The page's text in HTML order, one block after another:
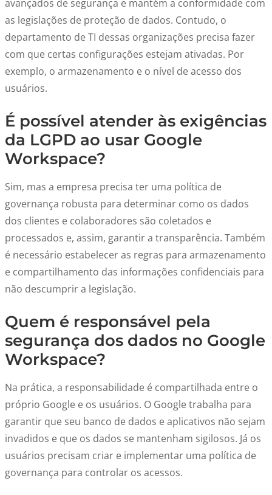
avançados de segurança e mantém a conformidade com
as legislações de proteção de dados. Contudo, o
departamento de TI dessas organizações precisa fazer
com que certas configurações estejam ativadas. Por
exemplo, o armazenamento e o nível de acesso dos
usuários.
É possível atender às exigências
da LGPD ao usar Google
Workspace?
Sim, mas a empresa precisa ter uma política de
governança robusta para determinar como os dados
dos clientes e colaboradores são coletados e
processados e, assim, garantir a transparência. Também
é necessário estabelecer as regras para armazenamento
e compartilhamento das informações confidenciais para
não descumprir a legislação.
Quem é responsável pela
segurança dos dados no Google
Workspace?
Na prática, a responsabilidade é compartilhada entre o
próprio Google e os usuários. O Google trabalha para
garantir que seu banco de dados e aplicativos não sejam
invadidos e que os dados se mantenham sigilosos. Já os
usuários precisam criar e implementar uma política de
governança para controlar os acessos.